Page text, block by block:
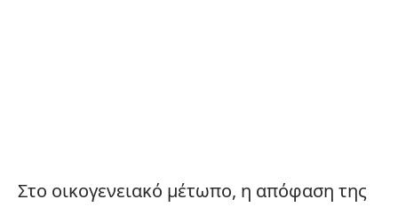
Στο οικογενειακό μέτωπο, η απόφαση της